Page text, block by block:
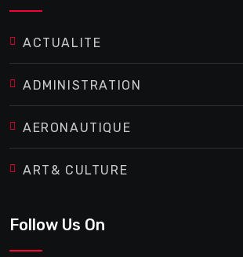
ACTUALITE
ADMINISTRATION
AERONAUTIQUE
ART& CULTURE
Follow Us On